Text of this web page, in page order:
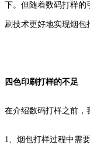
下。但随着数码打样的
刷技术更好地实现烟包
四色印刷打样的不足
在介绍数码打样之前，
1、烟包打样过程中需